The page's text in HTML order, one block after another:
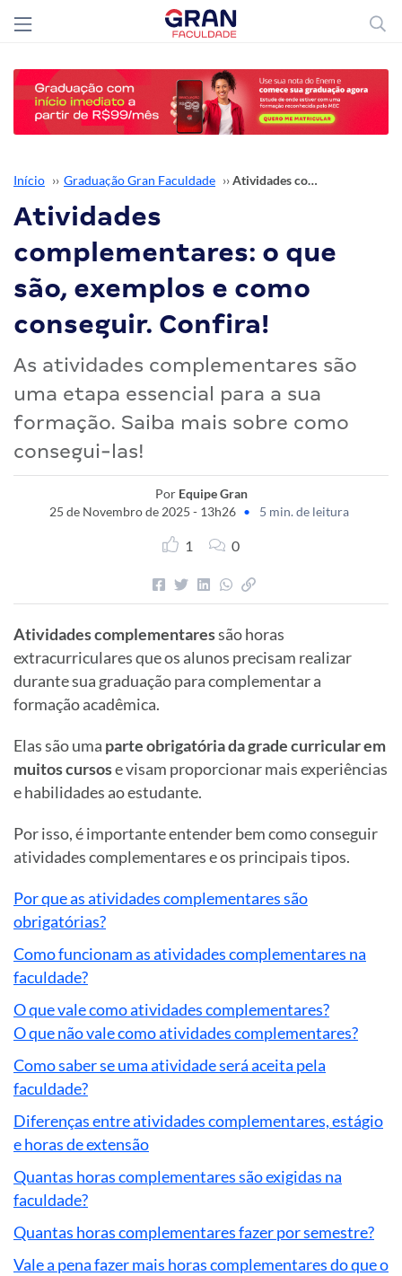
Início ›› Graduação Gran Faculdade ›› Atividades complementares: o que são, exemplos e como conseguir. Confira!
Atividades
complementares: o que
são, exemplos e como
conseguir. Confira!
As atividades complementares são
uma etapa essencial para a sua
formação. Saiba mais sobre como
consegui-las!
Por Equipe Gran
25 de Novembro de 2025 - 13h26 • 5 min. de leitura
1 0
Atividades complementaressão horas
extracurriculares que os alunos precisam realizar
durante sua graduação para complementar a
formação acadêmica.
Elas são uma parte obrigatória da grade curricular em
muitos cursose visam proporcionar mais experiências
e habilidades ao estudante.
Por isso, é importante entender bem como conseguir
atividades complementares e os principais tipos.
Por que as atividades complementares são
obrigatórias?
Como funcionam as atividades complementares na
faculdade?
O que vale como atividades complementares?
O que não vale como atividades complementares?
Como saber se uma atividade será aceita pela
faculdade?
Diferenças entre atividades complementares, estágio
e horas de extensão
Quantas horas complementares são exigidas na
faculdade?
Quantas horas complementares fazer por semestre?
Vale a pena fazer mais horas complementares do que o